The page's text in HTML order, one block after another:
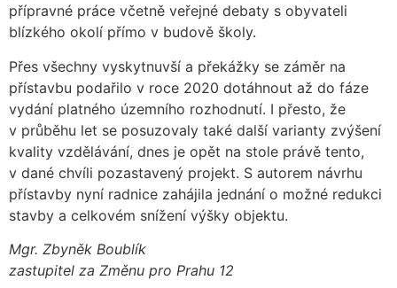
přípravné práce včetně veřejné debaty s obyvateli
blízkého okolí přímo v budově školy.
Přes všechny vyskytnuvší a překážky se záměr na
přístavbu podařilo v roce 2020 dotáhnout až do fáze
vydání platného územního rozhodnutí. I přesto, že
v průběhu let se posuzovaly také další varianty zvýšení
kvality vzdělávání, dnes je opět na stole právě tento,
v dané chvíli pozastavený projekt. S autorem návrhu
přístavby nyní radnice zahájila jednání o možné redukci
stavby a celkovém snížení výšky objektu.
Mgr. Zbyněk Boublík
zastupitel za Změnu pro Prahu 12